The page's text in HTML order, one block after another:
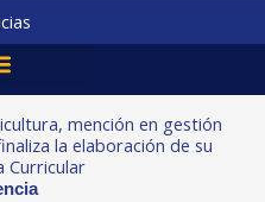
mención en gestión
la elaboración de su
Curricular